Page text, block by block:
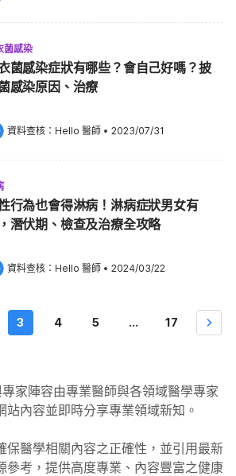
菌感染
菌感染症狀有哪些？會自己好嗎？披
感染原因、治療
資料查核： Hello 醫師 • 2023/07/31
行為也會得淋病！淋病症狀男女有
潛伏期、檢查及治療全攻略
資料查核： Hello 醫師 • 2024/03/22
3 4 5 ... 17
家陣容由專業醫師與各領域醫學專家
站內容並即時分享專業領域新知。
保醫學相關內容之正確性，並引用最新
參考，提供高度專業、內容豐富之健康